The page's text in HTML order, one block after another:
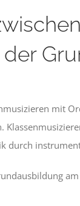
mit
durch